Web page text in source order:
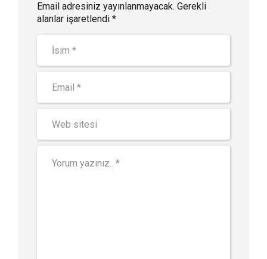
Email adresiniz yayınlanmayacak. Gerekli
alanlar işaretlendi *